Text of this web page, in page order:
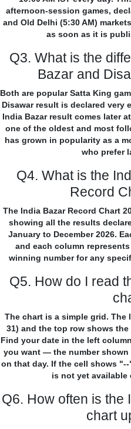
afternoon-session games,
and Old Delhi (5:30 AM)
as soon as it is
Q3. What is the
Bazar and
Both are popular Satta King
Disawar result is declared very
India Bazar result comes later
one of the oldest and most
has grown in popularity as a
who prefer
Q4. What is the
Record
The India Bazar Record Chart
showing all the results
January to December 2026.
and each column
winning number for any
Q5. How do I read
The chart is a simple grid.
31) and the top row shows
Find your date in the left
you want — the number
on that day. If the cell shows
is not yet available
Q6. How often is the
chart